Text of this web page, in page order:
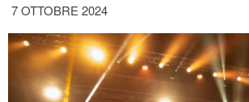
7 OTTOBRE 2024